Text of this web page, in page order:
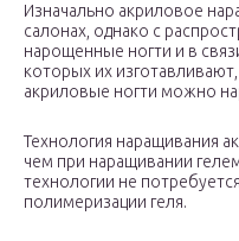
Изначально акриловое
салонах, однако с
нарощенные ногти и в
которых их
акриловые ногти можно
Технология наращивания
чем при наращивании
технологии не
полимеризации геля.